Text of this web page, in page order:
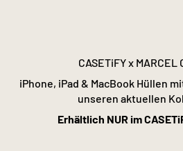
CASETiFY x MARCEL
iPhone, iPad & MacBook Hüllen
unseren aktuellen
Erhältlich NUR im